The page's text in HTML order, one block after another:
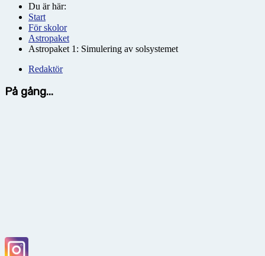
Du är här:
Start
För skolor
Astropaket
Astropaket 1: Simulering av solsystemet
Redaktör
På gång...